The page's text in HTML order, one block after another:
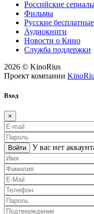
Российские
Фильмы
Русские
Аудиокниги
Новости о Кино
Служба поддержки
2026 © KinoRius
Проект компании
Вход
×
Войти У вас нет